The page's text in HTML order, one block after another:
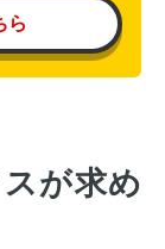
ら
が求め